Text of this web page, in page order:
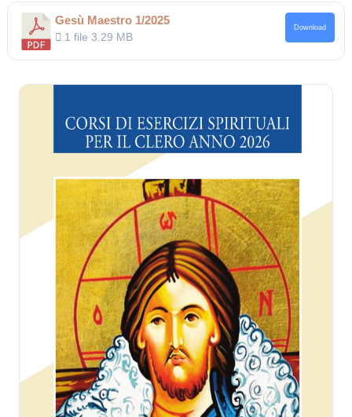
Gesù Maestro 1/2025
1 file3.29 MB
Download